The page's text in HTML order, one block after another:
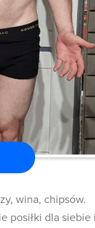
wina, chipsów.
posiłki dla siebie